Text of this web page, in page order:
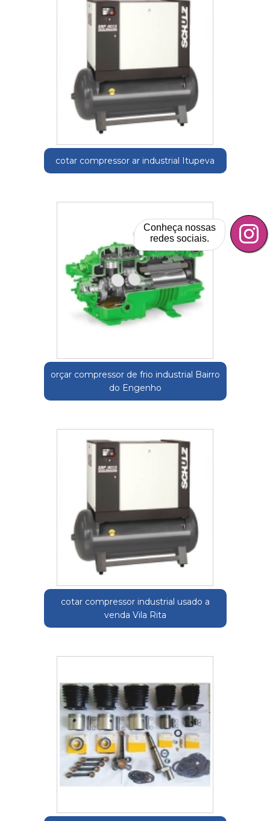
cotar compressor ar industrial Itupeva
orçar compressor de frio industrial Bairro
do Engenho
cotar compressor industrial usado a
venda Vila Rita
Conheça nossas
redes sociais.